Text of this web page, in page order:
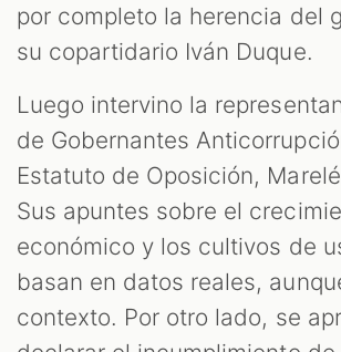
por completo la herencia del
su copartidario Iván Duque.
Luego intervino la
de Gobernantes
Estatuto de Oposición,
Sus apuntes sobre el
económico y los cultivos de
basan en datos reales,
contexto. Por otro lado, se